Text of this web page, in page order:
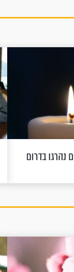
נהרגו בדרום